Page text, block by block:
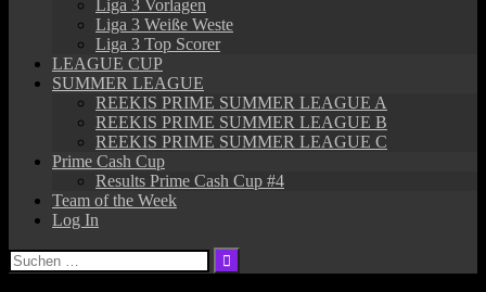
Liga 3 Vorlagen
Liga 3 Weiße Weste
Liga 3 Top Scorer
LEAGUE CUP
SUMMER LEAGUE
REEKIS PRIME SUMMER LEAGUE A
REEKIS PRIME SUMMER LEAGUE B
REEKIS PRIME SUMMER LEAGUE C
Prime Cash Cup
Results Prime Cash Cup #4
Team of the Week
Log In
Suchen
nach: